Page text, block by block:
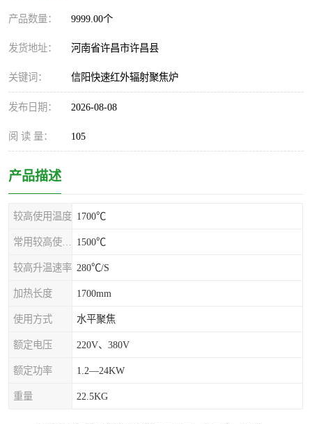
产品数量： 9999.00个
发货地址： 河南省许昌市许昌县
关键词： 信阳快速红外辐射聚焦炉
发布日期： 2026-08-08
阅 读 量： 105
产品描述
较高使用温度 1700℃
1500℃
较高升温速率 280℃/S
加热长度 1700mm
使用方式 水平聚焦
额定电压 220V、380V
额定功率 1.2—24KW
重量 22.5KG